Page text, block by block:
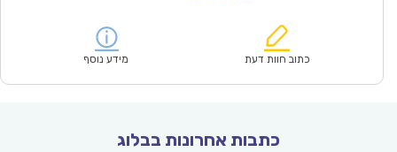
₪61.00.
הוא:
כתוב חוות דעת מידע נוסף
כתבות אחרונות בבלוג